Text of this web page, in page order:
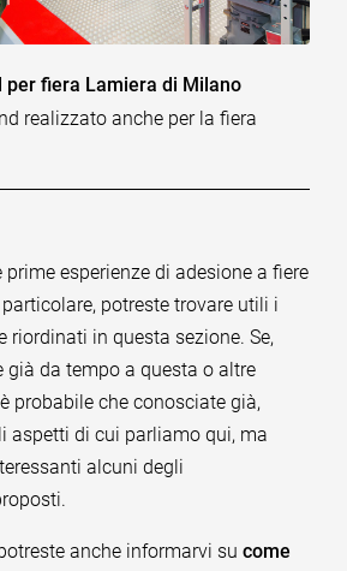
fiera Lamiera di Milano
realizzato anche per la fiera
prime esperienze di adesione a fiere
potreste trovare utili i
riordinati in questa sezione. Se,
già da tempo a questa o altre
probabile che conosciate già,
aspetti di cui parliamo qui, ma
alcuni degli
anche informarvi sucome